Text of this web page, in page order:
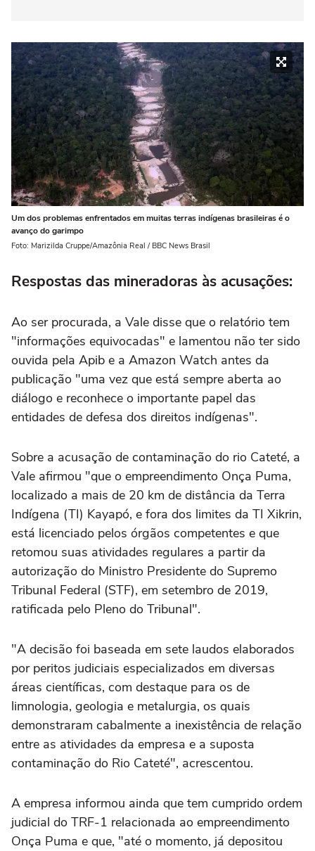
Um dos problemas enfrentados em muitas terras indígenas brasileiras é o
avanço do garimpo
Foto: Marizilda Cruppe/Amazônia Real / BBC News Brasil
Respostas das mineradoras às acusações:
Ao ser procurada, a Vale disse que o relatório tem
"informações equivocadas" e lamentou não ter sido
ouvida pela Apib e a Amazon Watch antes da
publicação "uma vez que está sempre aberta ao
diálogo e reconhece o importante papel das
entidades de defesa dos direitos indígenas".
Sobre a acusação de contaminação do rio Cateté, a
Vale afirmou "que o empreendimento Onça Puma,
localizado a mais de 20 km de distância da Terra
Indígena (TI) Kayapó, e fora dos limites da TI Xikrin,
está licenciado pelos órgãos competentes e que
retomou suas atividades regulares a partir da
autorização do Ministro Presidente do Supremo
Tribunal Federal (STF), em setembro de 2019,
ratificada pelo Pleno do Tribunal".
"A decisão foi baseada em sete laudos elaborados
por peritos judiciais especializados em diversas
áreas científicas, com destaque para os de
limnologia, geologia e metalurgia, os quais
demonstraram cabalmente a inexistência de relação
entre as atividades da empresa e a suposta
contaminação do Rio Cateté", acrescentou.
A empresa informou ainda que tem cumprido ordem
judicial do TRF-1 relacionada ao empreendimento
Onça Puma e que, "até o momento, já depositou